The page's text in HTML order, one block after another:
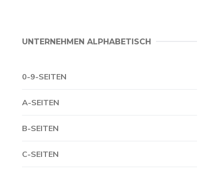
UNTERNEHMEN ALPHABETISCH
0-9-SEITEN
A-SEITEN
B-SEITEN
C-SEITEN